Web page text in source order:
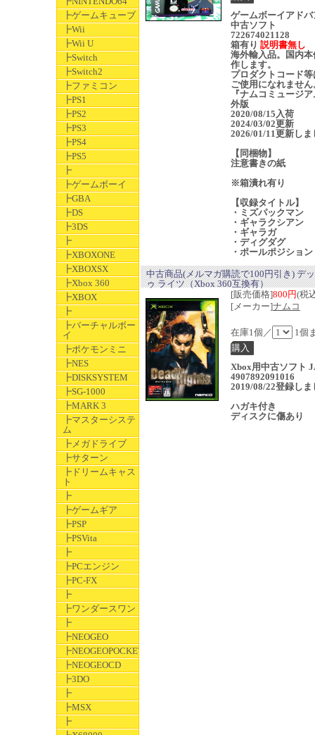
┣ゲームキューブ
┣Wii
┣Wii U
┣Switch
┣Switch2
┣ファミコン
┣PS1
┣PS2
┣PS3
┣PS4
┣PS5
┣
┣ゲームボーイ
┣GBA
┣DS
┣3DS
┣
┣XBOXONE
┣XBOXSX
┣Xbox 360
┣XBOX
┣
┣バーチャルボー
イ
┣ポケモンミニ
┣NES
┣DISKSYSTEM
┣SG-1000
┣MARK 3
┣マスターシステ
ム
┣メガドライブ
┣サターン
┣ドリームキャス
ト
┣
┣ゲームギア
┣PSP
┣PSVita
┣
┣PCエンジン
┣PC-FX
┣
┣ワンダースワン
┣
┣NEOGEO
┣NEOGEOPOCKET
┣NEOGEOCD
┣3DO
┣
┣MSX
┣
ゲームボーイアドバ
中古ソフト
722674021128
箱有り 説明書無し
海外輸入品。国内本
作します。
プロダクトコード
ご使用になれません
『ナムコミュージ
外版
2020/08/15入荷
2024/03/02更新
2026/01/11更新しま
【同梱物】
注意書きの紙
※箱潰れ有り
【収録タイトル】
・ミズパックマン
・ギャラクシアン
・ギャラガ
・ディグダグ
・ポールポジション
中古商品(メルマガ購読で100円引き) デ
ゥ ライツ（Xbox 360互換有）
[販売価格]800円(税
[メーカー]ナムコ
在庫1個／ 1個
Xbox用中古ソフト
4907892091016
2019/08/22登録しま
ハガキ付き
ディスクに傷あり